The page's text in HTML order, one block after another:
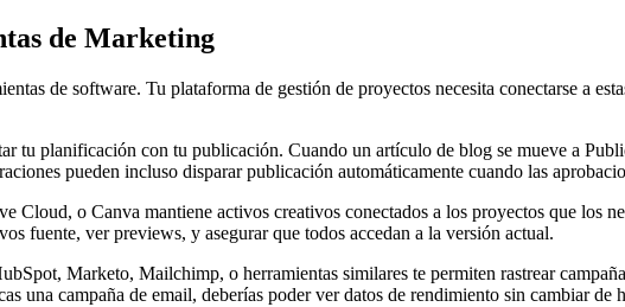
de Marketing
de software. Tu plataforma de gestión de proyectos necesita conectarse a
tu planificación con tu publicación. Cuando un artículo de blog se mueve a
pueden incluso disparar publicación automáticamente cuando las
Cloud, o Canva mantiene activos creativos conectados a los proyectos que los
fuente, ver previews, y asegurar que todos accedan a la versión actual.
Marketo, Mailchimp, o herramientas similares te permiten rastrear
una campaña de email, deberías poder ver datos de rendimiento sin cambiar de